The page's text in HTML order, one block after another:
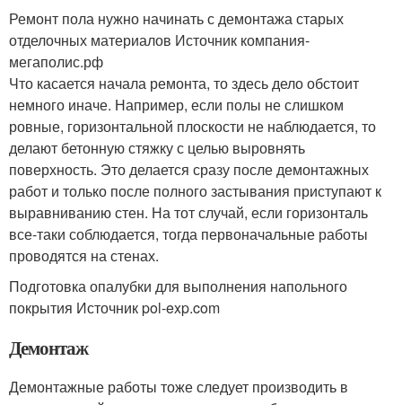
Ремонт пола нужно начинать с демонтажа старых
отделочных материалов Источник компания-
мегаполис.рф
Что касается начала ремонта, то здесь дело обстоит
немного иначе. Например, если полы не слишком
ровные, горизонтальной плоскости не наблюдается, то
делают бетонную стяжку с целью выровнять
поверхность. Это делается сразу после демонтажных
работ и только после полного застывания приступают к
выравниванию стен. На тот случай, если горизонталь
все-таки соблюдается, тогда первоначальные работы
проводятся на стенах.
Подготовка опалубки для выполнения напольного
покрытия Источник pol-exp.com
Демонтаж
Демонтажные работы тоже следует производить в